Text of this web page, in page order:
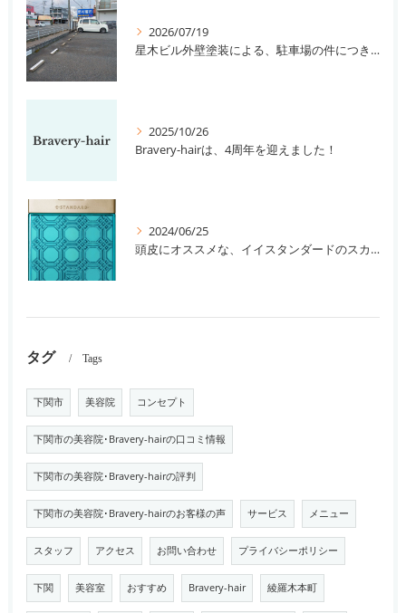
2026/07/19
星木ビル外壁塗装による、駐車場の件につきまして。
2025/10/26
Bravery-hairは、4周年を迎えました！
2024/06/25
頭皮にオススメな、イイスタンダードのスカルプ系シャンプー＆トリートメントです！
タグ Tags
下関市 美容院 コンセプト
下関市の美容院･Bravery-hairの口コミ情報
下関市の美容院･Bravery-hairの評判
下関市の美容院･Bravery-hairのお客様の声 サービス メニュー
スタッフ アクセス お問い合わせ プライバシーポリシー
下関 美容室 おすすめ Bravery-hair 綾羅木本町